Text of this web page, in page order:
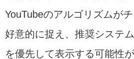
YouTubeのアルゴリズムが
好意的に捉え、推奨システ
を優先して表示する可能性